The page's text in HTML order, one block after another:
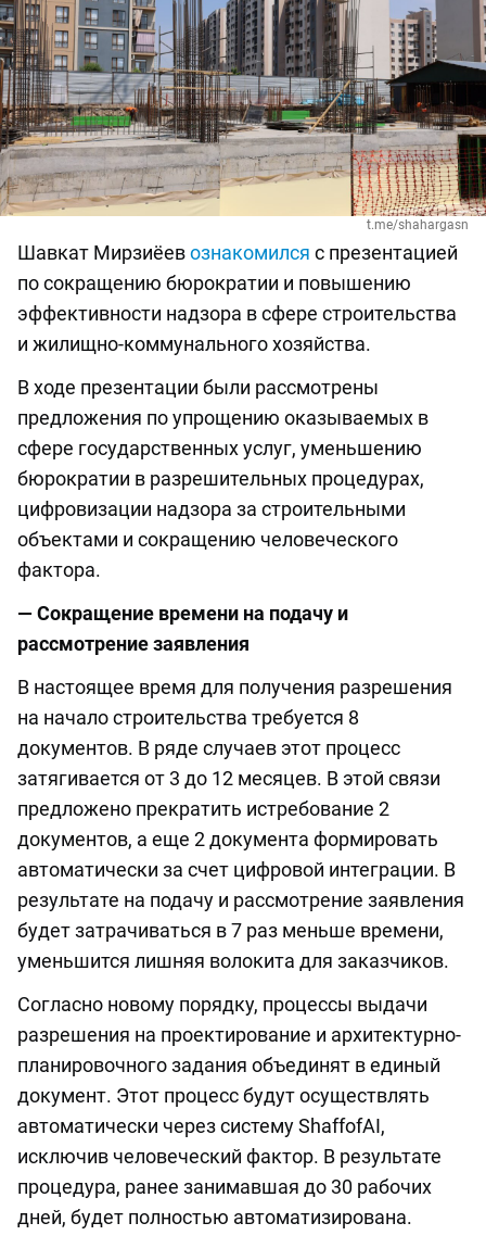
t.me/shahargasn
Шавкат Мирзиёевознакомился с презентацией
по сокращению бюрократии и повышению
эффективности надзора в сфере строительства
и жилищно-коммунального хозяйства.
В ходе презентации были рассмотрены
предложения по упрощению оказываемых в
сфере государственных услуг, уменьшению
бюрократии в разрешительных процедурах,
цифровизации надзора за строительными
объектами и сокращению человеческого
фактора.
— Сокращение времени на подачу и
рассмотрение заявления
В настоящее время для получения разрешения
на начало строительства требуется 8
документов. В ряде случаев этот процесс
затягивается от 3 до 12 месяцев. В этой связи
предложено прекратить истребование 2
документов, а еще 2 документа формировать
автоматически за счет цифровой интеграции. В
результате на подачу и рассмотрение заявления
будет затрачиваться в 7 раз меньше времени,
уменьшится лишняя волокита для заказчиков.
Согласно новому порядку, процессы выдачи
разрешения на проектирование и архитектурно-
планировочного задания объединят в единый
документ. Этот процесс будут осуществлять
автоматически через систему ShaffofAI,
исключив человеческий фактор. В результате
процедура, ранее занимавшая до 30 рабочих
дней, будет полностью автоматизирована.